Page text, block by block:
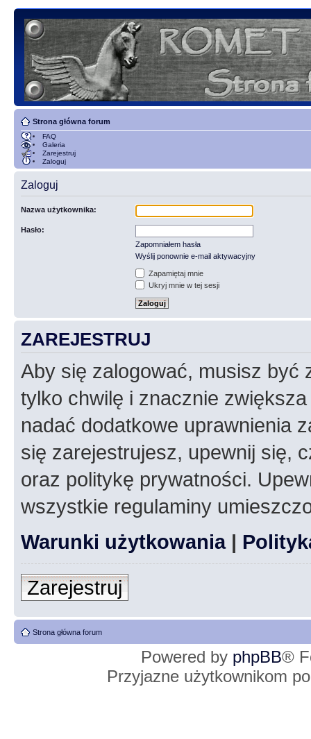
Strona główna forum
FAQ
Galeria
Zarejestruj
Zaloguj
Zaloguj
Nazwa użytkownika:
Hasło:
Zapomniałem hasła
Wyślij ponownie e-mail aktywacyjny
Zapamiętaj mnie
Ukryj mnie w tej sesji
ZAREJESTRUJ
Aby się zalogować, musisz być
tylko chwilę i znacznie
nadać dodatkowe uprawnienia
się zarejestrujesz, upewnij się,
oraz politykę prywatności.
wszystkie regulaminy
Warunki użytkowania|
Zarejestruj
Strona główna forum
Powered by phpBB®
Przyjazne użytkownikom